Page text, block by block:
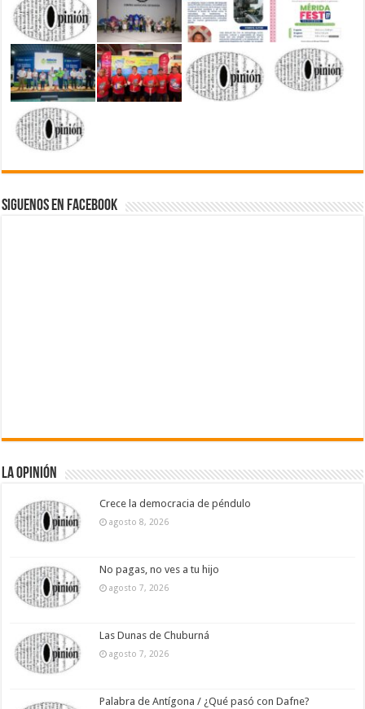
Siguenos en Facebook
La Opinión
Crece la democracia de péndulo
agosto 8, 2026
No pagas, no ves a tu hijo
agosto 7, 2026
Las Dunas de Chuburná
agosto 7, 2026
Palabra de Antígona / ¿Qué pasó con Dafne?